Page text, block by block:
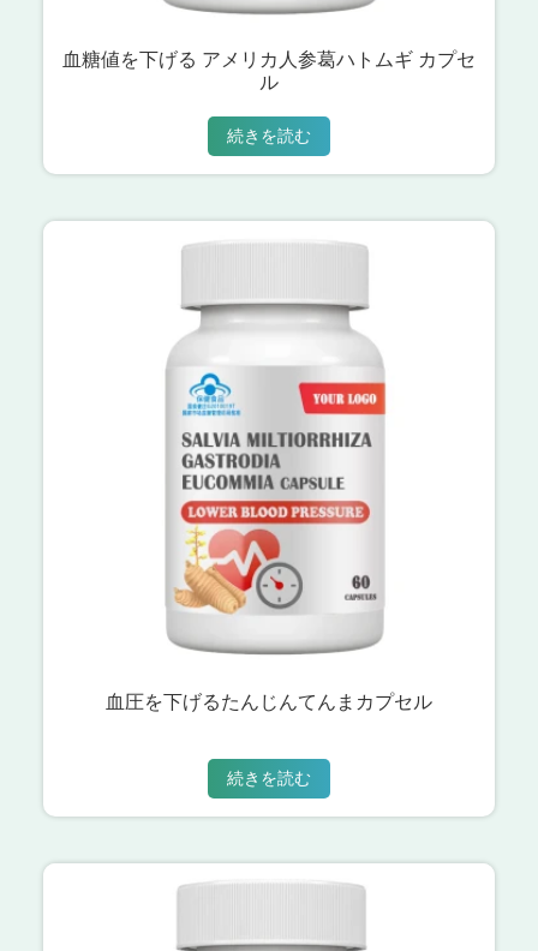
血糖値を下げる アメリカ人参葛ハトムギ カプセ
ル
続きを読む
血圧を下げるたんじんてんまカプセル
続きを読む